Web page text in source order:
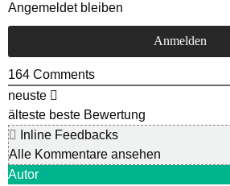
Angemeldet bleiben
164 Comments
neuste
älteste beste Bewertung
Inline Feedbacks
Alle Kommentare ansehen
Autor